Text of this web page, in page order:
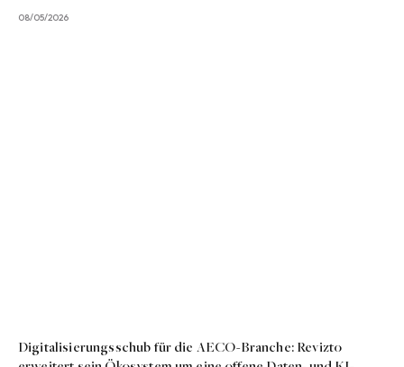
08/05/2026
Digitalisierungsschub für die AECO-Branche: Revizto